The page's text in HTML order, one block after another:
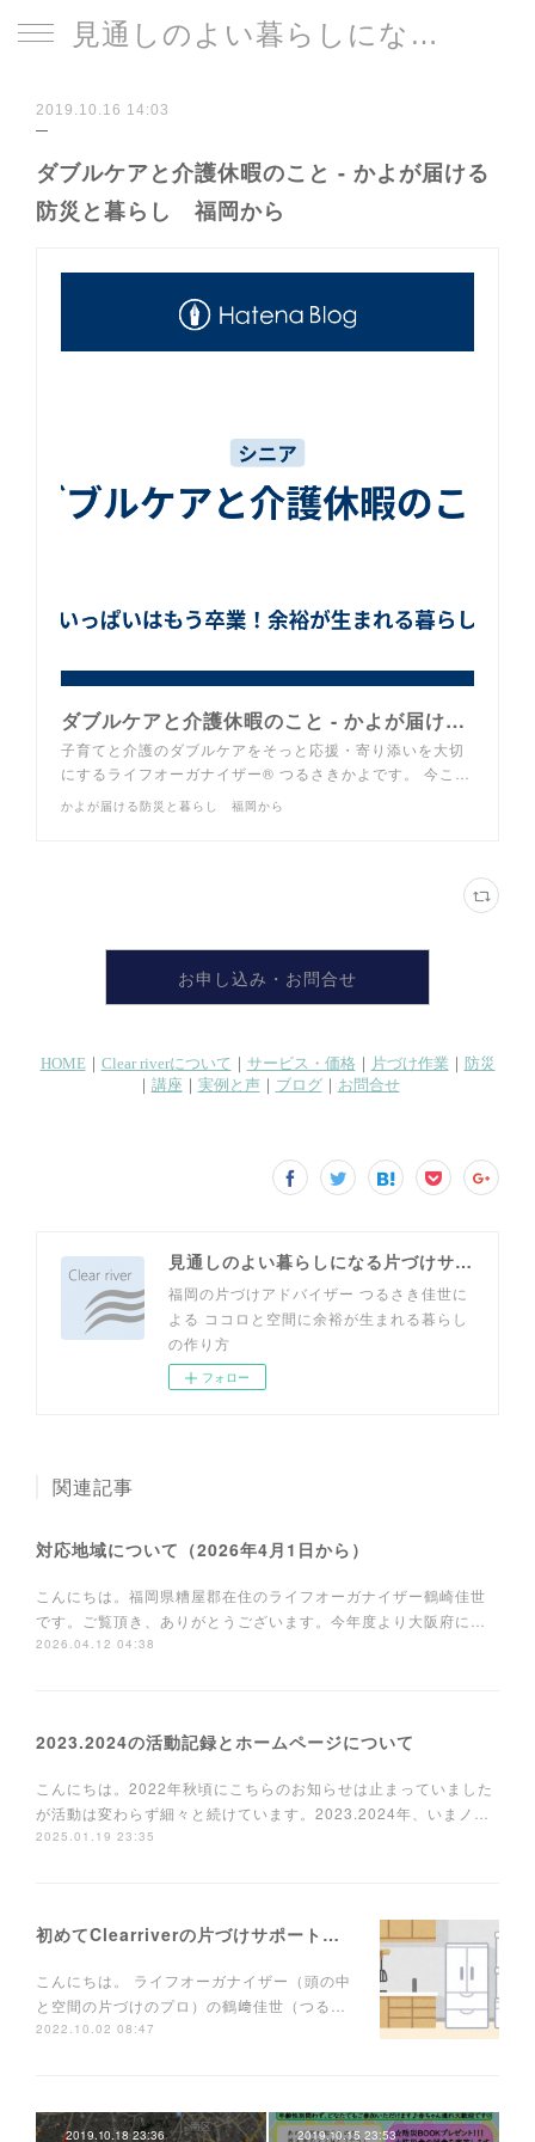
見通しのよい暮らしになる片づけサイト
2019.10.16 14:03
ダブルケアと介護休暇のこと - かよが届ける
防災と暮らし 福岡から
ダブルケアと介護休暇のこと - かよが届ける防災と暮らし 福岡から
子育てと介護のダブルケアをそっと応援・寄り添いを大切
にするライフオーガナイザー®︎ つるさきかよです。 今こ…
かよが届ける防災と暮らし 福岡から
お申し込み・お問合せ
見通しのよい暮らしになる片づけサイト
福岡の片づけアドバイザー つるさき佳世に
よる ココロと空間に余裕が生まれる暮らし
の作り方
フォロー
関連記事
対応地域について（2026年4月1日から）
こんにちは。福岡県糟屋郡在住のライフオーガナイザー鶴崎佳世
です。ご覧頂き、ありがとうございます。今年度より大阪府に…
2026.04.12 04:38
2023.2024の活動記録とホームページについて
こんにちは。2022年秋頃にこちらのお知らせは止まっていました
が活動は変わらず細々と続けています。2023.2024年、いまノ…
2025.01.19 23:35
初めてClearriverの片づけサポートを使う方へ
こんにちは。 ライフオーガナイザー（頭の中
と空間の片づけのプロ）の鶴﨑佳世（つる…
2022.10.02 08:47
2019.10.18 23:36 2019.10.15 23:53